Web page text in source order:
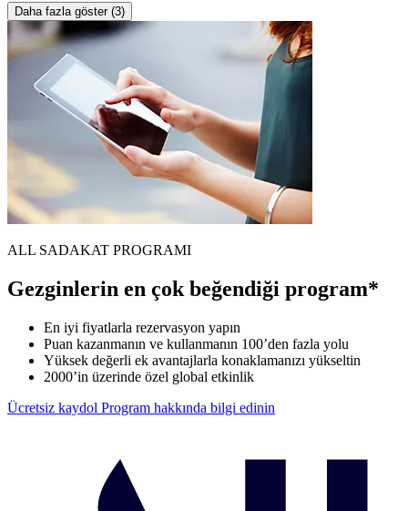
Daha fazla göster (3)
ALL SADAKAT PROGRAMI
Gezginlerin en çok beğendiği program*
En iyi fiyatlarla rezervasyon yapın
Puan kazanmanın ve kullanmanın 100’den fazla yolu
Yüksek değerli ek avantajlarla konaklamanızı yükseltin
2000’in üzerinde özel global etkinlik
Ücretsiz kaydol Program hakkında bilgi edinin